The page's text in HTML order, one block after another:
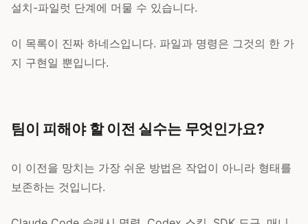
설치-파일럿 단계에 머물 수 있습니다.
이 목록이 진짜 하네스입니다. 파일과 명령은 그것의 한 가
지 구현일 뿐입니다.
팀이 피해야 할 이전 실수는 무엇인가요?
이 이전을 망치는 가장 쉬운 방법은 작업이 아니라 형태를
보존하는 것입니다.